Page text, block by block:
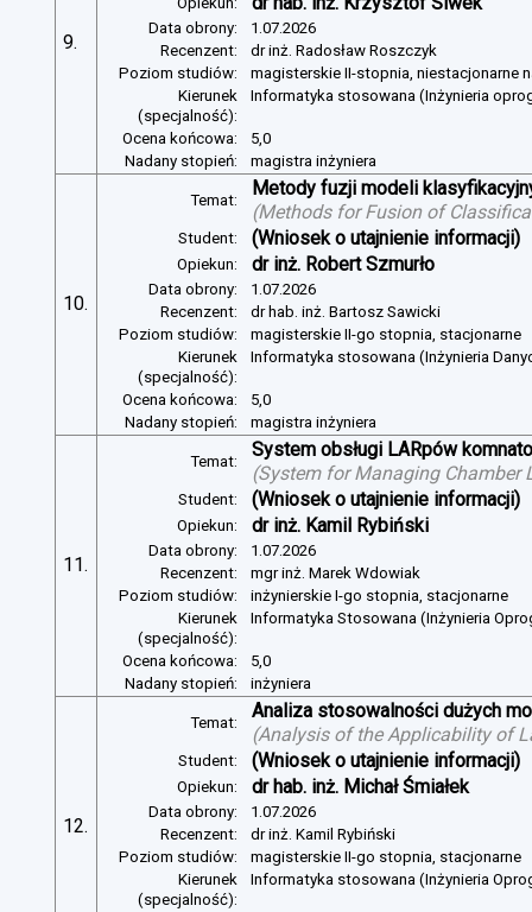
9.
Data obrony:
1.07.2026
Recenzent:
dr inż. Radosław Roszczyk
Poziom studiów:
magisterskie II-stopnia, niestacjonarne
Kierunek
(specjalność):
Informatyka stosowana (Inżynieria
Ocena końcowa:
5,0
Nadany stopień:
magistra inżyniera
10.
Temat:
Metody fuzji modeli
(Methods for Fusion of
Student: (Wniosek o utajnienie informacji)
Opiekun: dr inż. Robert Szmurło
Data obrony:
1.07.2026
Recenzent:
dr hab. inż. Bartosz Sawicki
Poziom studiów:
magisterskie II-go stopnia, stacjonarne
Kierunek
(specjalność):
Informatyka stosowana (Inżynieria
Ocena końcowa:
5,0
Nadany stopień:
magistra inżyniera
11.
Temat:
System obsługi LARpów
(System for Managing Chamber
Student: (Wniosek o utajnienie informacji)
Opiekun: dr inż. Kamil Rybiński
Data obrony:
1.07.2026
Recenzent:
mgr inż. Marek Wdowiak
Poziom studiów:
inżynierskie I-go stopnia, stacjonarne
Kierunek
(specjalność):
Informatyka Stosowana (Inżynieria
Ocena końcowa:
5,0
Nadany stopień:
inżyniera
12.
Temat:
Analiza stosowalności dużych
(Analysis of the Applicability of
Student: (Wniosek o utajnienie informacji)
Opiekun: dr hab. inż. Michał Śmiałek
Data obrony:
1.07.2026
Recenzent:
dr inż. Kamil Rybiński
Poziom studiów:
magisterskie II-go stopnia, stacjonarne
Kierunek
(specjalność):
Informatyka stosowana (Inżynieria